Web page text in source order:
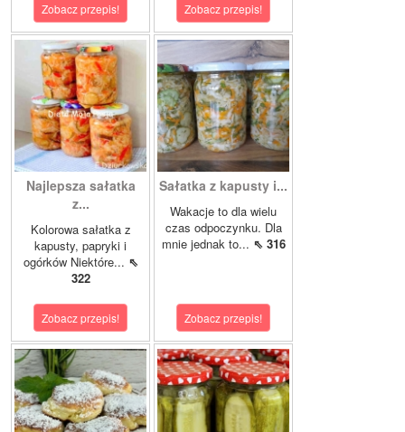
Zobacz przepis! Zobacz przepis!
Najlepsza sałatka
z...
Kolorowa sałatka z
kapusty, papryki i
ogórków Niektóre... ⇖
322
Zobacz przepis!
Sałatka z kapusty i...
Wakacje to dla wielu
czas odpoczynku. Dla
mnie jednak to... ⇖ 316
Zobacz przepis!